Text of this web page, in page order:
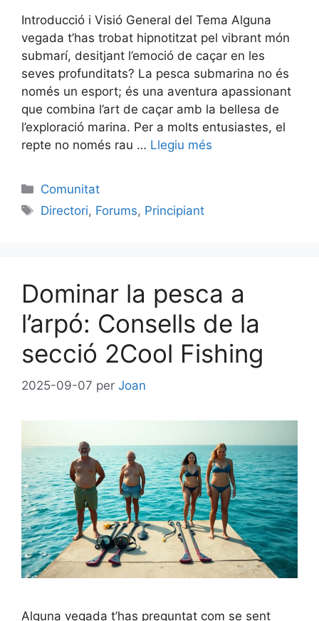
Introducció i Visió General del Tema Alguna
vegada t’has trobat hipnotitzat pel vibrant món
submarí, desitjant l’emoció de caçar en les
seves profunditats? La pesca submarina no és
només un esport; és una aventura apassionant
que combina l’art de caçar amb la bellesa de
l’exploració marina. Per a molts entusiastes, el
repte no només rau … Llegiu més
Categories
Comunitat
Etiquetes
Directori, Forums, Principiant
Dominar la pesca a
l’arpó: Consells de la
secció 2Cool Fishing
2025-09-07 per Joan
Alguna vegada t’has preguntat com se sent